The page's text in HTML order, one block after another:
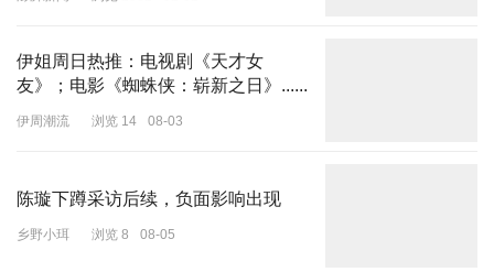
伊姐周日热推：电视剧《天才女
友》；电影《蜘蛛侠：崭新之日》......
伊周潮流 浏览 14 08-03
陈璇下蹲采访后续，负面影响出现
乡野小珥 浏览 8 08-05